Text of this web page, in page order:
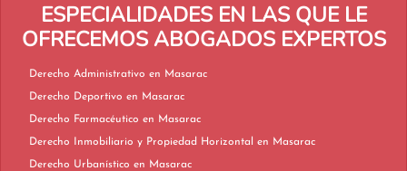
ESPECIALIDADES EN LAS QUE LE
OFRECEMOS ABOGADOS EXPERTOS
Derecho Administrativo en Masarac
Derecho Deportivo en Masarac
Derecho Farmacéutico en Masarac
Derecho Inmobiliario y Propiedad Horizontal en Masarac
Derecho Urbanístico en Masarac